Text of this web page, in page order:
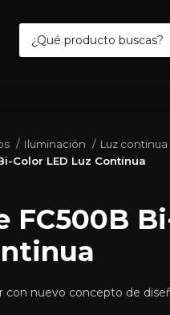
Iluminación Luz continua
Color LED Luz Continua
FC500B
con nuevo concepto de